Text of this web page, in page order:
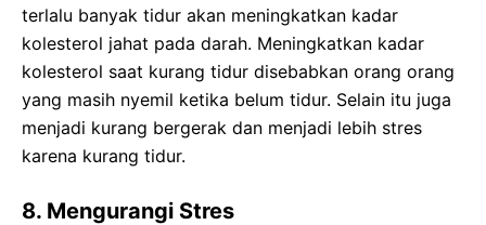
terlalu banyak tidur akan meningkatkan kadar
kolesterol jahat pada darah. Meningkatkan kadar
kolesterol saat kurang tidur disebabkan orang orang
yang masih nyemil ketika belum tidur. Selain itu juga
menjadi kurang bergerak dan menjadi lebih stres
karena kurang tidur.
8. Mengurangi Stres